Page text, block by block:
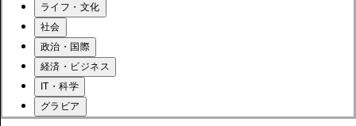
ライフ・文化
社会
政治・国際
経済・ビジネス
IT・科学
グラビア